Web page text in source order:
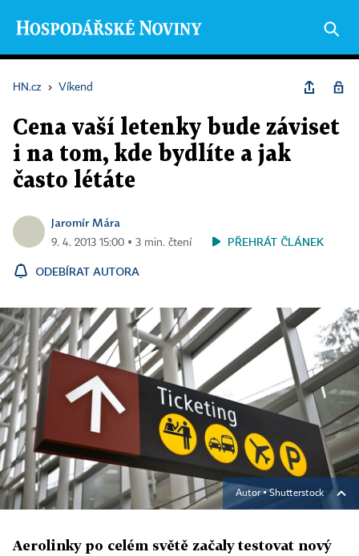
HN.cz › Víkend
Cena vaší letenky bude záviset
i na tom, kde bydlíte a jak
často létáte
Jaromír Mára
9. 4. 2013 15:00 ▪ 3 min. čtení PŘEHRÁT ČLÁNEK
ODEBÍRAT AUTORA
Autor ▪Shutterstock
Aerolinky po celém světě začaly testovat nový